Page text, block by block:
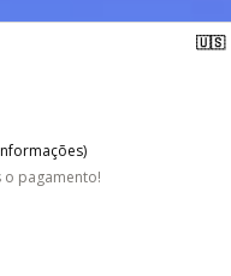
🇺🇸
o pagamento!